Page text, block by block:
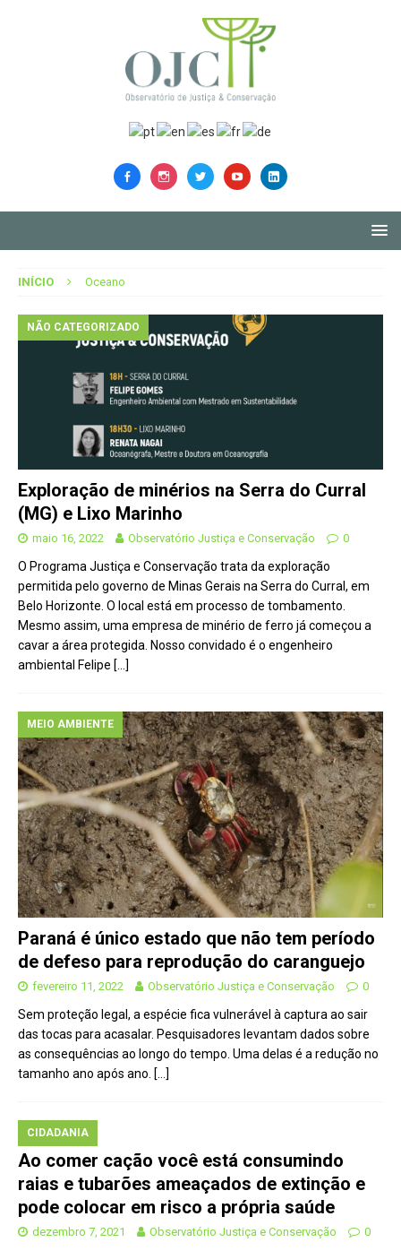
INÍCIO Oceano
NÃO CATEGORIZADO
Exploração de minérios na Serra do Curral
(MG) e Lixo Marinho
maio 16, 2022 Observatório Justiça e Conservação 0
O Programa Justiça e Conservação trata da exploração
permitida pelo governo de Minas Gerais na Serra do Curral, em
Belo Horizonte. O local está em processo de tombamento.
Mesmo assim, uma empresa de minério de ferro já começou a
cavar a área protegida. Nosso convidado é o engenheiro
ambiental Felipe […]
MEIO AMBIENTE
Paraná é único estado que não tem período
de defeso para reprodução do caranguejo
fevereiro 11, 2022 Observatório Justiça e Conservação 0
Sem proteção legal, a espécie fica vulnerável à captura ao sair
das tocas para acasalar. Pesquisadores levantam dados sobre
as consequências ao longo do tempo. Uma delas é a redução no
tamanho ano após ano. […]
CIDADANIA
Ao comer cação você está consumindo
raias e tubarões ameaçados de extinção e
pode colocar em risco a própria saúde
dezembro 7, 2021 Observatório Justiça e Conservação 0